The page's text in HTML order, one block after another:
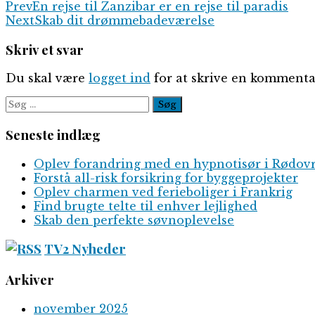
PrevEn rejse til Zanzibar er en rejse til paradis
NextSkab dit drømmebadeværelse
Skriv et svar
Du skal være logget ind for at skrive en
Søg
efter:
Seneste indlæg
Oplev forandring med en hypnotisør i
Forstå all-risk forsikring for byggeprojekter
Oplev charmen ved ferieboliger i Frankrig
Find brugte telte til enhver lejlighed
Skab den perfekte søvnoplevelse
TV2 Nyheder
Arkiver
november 2025